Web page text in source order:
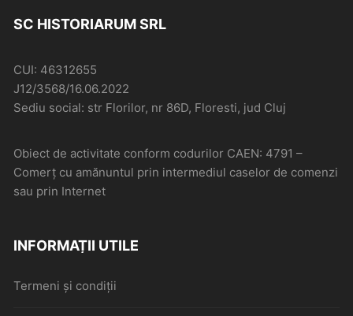
SC HISTORIARUM SRL
CUI: 46312655
J12/3568/16.06.2022
Sediu social: str Florilor, nr 86D, Floresti, jud Cluj
Obiect de activitate conform codurilor CAEN: 4791 –
Comerţ cu amănuntul prin intermediul caselor de comenzi
sau prin Internet
INFORMAȚII UTILE
Termeni și condiții